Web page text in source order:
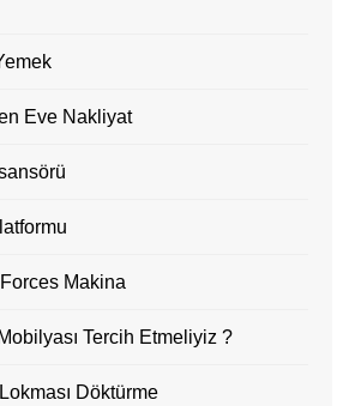
Eve Nakliyat
Makina
Tercih Etmeliyiz ?
Döktürme